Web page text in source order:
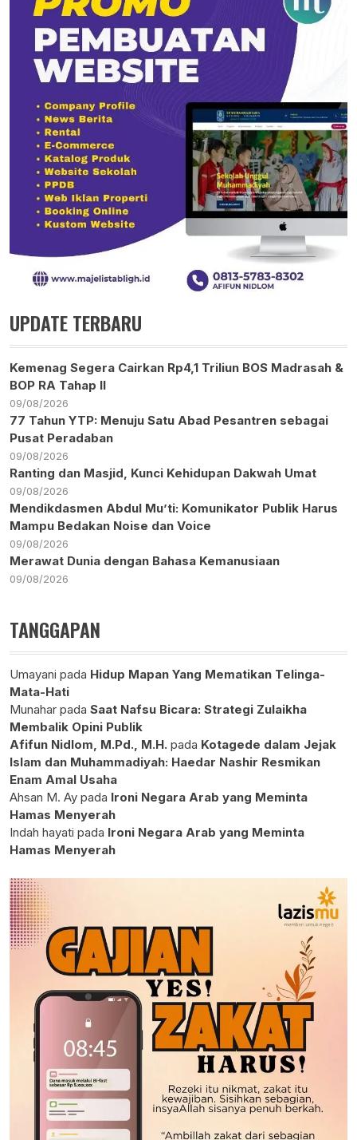
UPDATE TERBARU
Kemenag Segera Cairkan Rp4,1 Triliun BOS Madrasah &
BOP RA Tahap II
09/08/2026
77 Tahun YTP: Menuju Satu Abad Pesantren sebagai
Pusat Peradaban
09/08/2026
Ranting dan Masjid, Kunci Kehidupan Dakwah Umat
09/08/2026
Mendikdasmen Abdul Mu’ti: Komunikator Publik Harus
Mampu Bedakan Noise dan Voice
09/08/2026
Merawat Dunia dengan Bahasa Kemanusiaan
09/08/2026
TANGGAPAN
Umayani pada Hidup Mapan Yang Mematikan Telinga-
Mata-Hati
Munahar pada Saat Nafsu Bicara: Strategi Zulaikha
Membalik Opini Publik
Afifun Nidlom, M.Pd., M.H. pada Kotagede dalam Jejak
Islam dan Muhammadiyah: Haedar Nashir Resmikan
Enam Amal Usaha
Ahsan M. Ay pada Ironi Negara Arab yang Meminta
Hamas Menyerah
Indah hayati pada Ironi Negara Arab yang Meminta
Hamas Menyerah